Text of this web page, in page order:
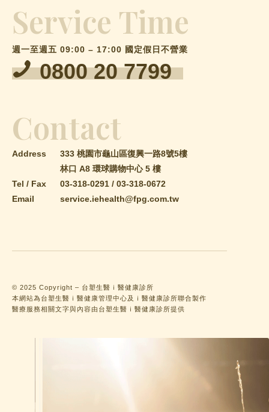
Service Time
週一至週五 09:00 – 17:00 國定假日不營業
0800 20 7799
Contact
Address
333 桃園市龜山區復興一路8號5樓
林口 A8 環球購物中心 5 樓
Tel / Fax
03-318-0291 / 03-318-0672
Email
service.iehealth@fpg.com.tw
© 2025 Copyright – 台塑生醫ｉ醫健康診所
本網站為台塑生醫ｉ醫健康管理中心及ｉ醫健康診所聯合製作
醫療服務相關文字與內容由台塑生醫ｉ醫健康診所提供